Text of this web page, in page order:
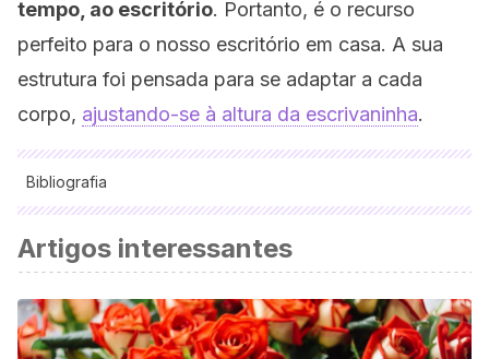
tempo, ao escritório. Portanto, é o recurso
perfeito para o nosso escritório em casa. A sua
estrutura foi pensada para se adaptar a cada
corpo, ajustando-se à altura da escrivaninha.
Bibliografia
Todas as fontes citadas foram minuciosamente revisadas por
nossa equipe para garantir sua qualidade, confiabilidade,
atualidade e validade. A bibliografia deste artigo foi
considerada confiável e precisa academicamente ou
cientificamente.
Artigos interessantes